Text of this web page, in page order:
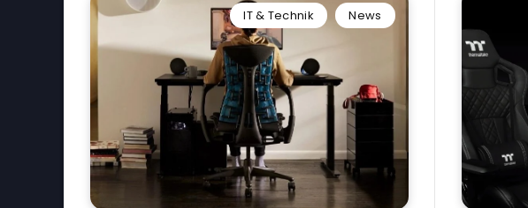
IT & Technik News